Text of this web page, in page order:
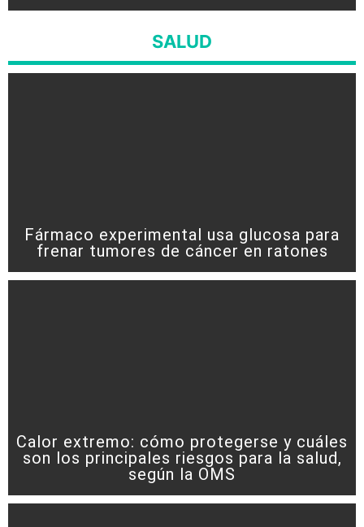
SALUD
Fármaco experimental usa glucosa para
frenar tumores de cáncer en ratones
Calor extremo: cómo protegerse y cuáles
son los principales riesgos para la salud,
según la OMS